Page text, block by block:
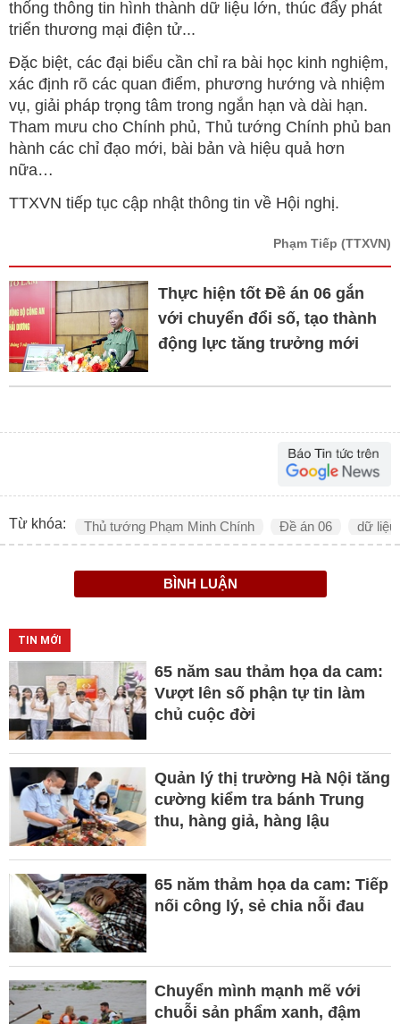
thống thông tin hình thành dữ liệu lớn, thúc đẩy phát
triển thương mại điện tử...
Đặc biệt, các đại biểu cần chỉ ra bài học kinh nghiệm,
xác định rõ các quan điểm, phương hướng và nhiệm
vụ, giải pháp trọng tâm trong ngắn hạn và dài hạn.
Tham mưu cho Chính phủ, Thủ tướng Chính phủ ban
hành các chỉ đạo mới, bài bản và hiệu quả hơn
nữa…
TTXVN tiếp tục cập nhật thông tin về Hội nghị.
Phạm Tiếp (TTXVN)
Thực hiện tốt Đề án 06 gắn
với chuyển đổi số, tạo thành
động lực tăng trưởng mới
Từ khóa: Thủ tướng Phạm Minh Chính Đề án 06 dữ liệu
BÌNH LUẬN
TIN MỚI
65 năm sau thảm họa da cam:
Vượt lên số phận tự tin làm
chủ cuộc đời
Quản lý thị trường Hà Nội tăng
cường kiểm tra bánh Trung
thu, hàng giả, hàng lậu
65 năm thảm họa da cam: Tiếp
nối công lý, sẻ chia nỗi đau
Chuyển mình mạnh mẽ với
chuỗi sản phẩm xanh, đậm